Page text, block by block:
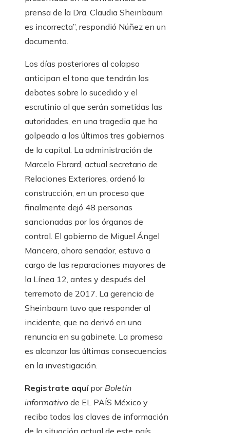
prensa de la Dra. Claudia Sheinbaum
es incorrecta”, respondió Núñez en un
documento.
Los días posteriores al colapso
anticipan el tono que tendrán los
debates sobre lo sucedido y el
escrutinio al que serán sometidas las
autoridades, en una tragedia que ha
golpeado a los últimos tres gobiernos
de la capital. La administración de
Marcelo Ebrard, actual secretario de
Relaciones Exteriores, ordenó la
construcción, en un proceso que
finalmente dejó 48 personas
sancionadas por los órganos de
control. El gobierno de Miguel Ángel
Mancera, ahora senador, estuvo a
cargo de las reparaciones mayores de
la Línea 12, antes y después del
terremoto de 2017. La gerencia de
Sheinbaum tuvo que responder al
incidente, que no derivó en una
renuncia en su gabinete. La promesa
es alcanzar las últimas consecuencias
en la investigación.
Registrate aquí porBoletin
informativo de EL PAÍS México y
reciba todas las claves de información